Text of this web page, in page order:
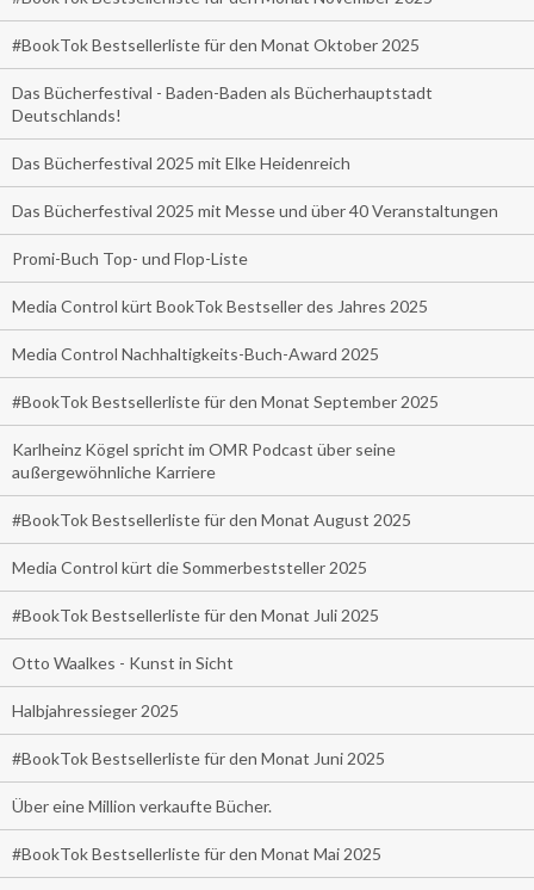
#BookTok Bestsellerliste für den Monat Oktober 2025
Das Bücherfestival - Baden-Baden als Bücherhauptstadt
Deutschlands!
Das Bücherfestival 2025 mit Elke Heidenreich
Das Bücherfestival 2025 mit Messe und über 40 Veranstaltungen
Promi-Buch Top- und Flop-Liste
Media Control kürt BookTok Bestseller des Jahres 2025
Media Control Nachhaltigkeits-Buch-Award 2025
#BookTok Bestsellerliste für den Monat September 2025
Karlheinz Kögel spricht im OMR Podcast über seine
außergewöhnliche Karriere
#BookTok Bestsellerliste für den Monat August 2025
Media Control kürt die Sommerbeststeller 2025
#BookTok Bestsellerliste für den Monat Juli 2025
Otto Waalkes - Kunst in Sicht
Halbjahressieger 2025
#BookTok Bestsellerliste für den Monat Juni 2025
Über eine Million verkaufte Bücher.
#BookTok Bestsellerliste für den Monat Mai 2025